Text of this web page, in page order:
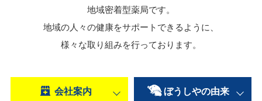
地域密着型薬局です。
地域の人々の健康をサポートできるように、
様々な取り組みを行っております。
会社案内 ぼうしやの由来